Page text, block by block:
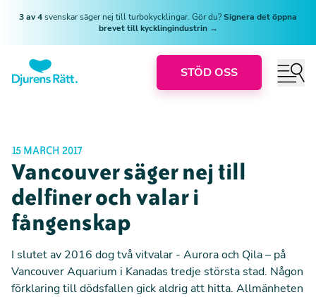
3 av 4svenskar säger nej till turbokycklingar. Gör du?Signera det öppna
brevet till kycklingindustrin →
STÖD OSS
15 MARCH 2017
Vancouver säger nej till
delfiner och valar i
fångenskap
I slutet av 2016 dog två vitvalar - Aurora och Qila – på
Vancouver Aquarium i Kanadas tredje största stad. Någon
förklaring till dödsfallen gick aldrig att hitta. Allmänheten